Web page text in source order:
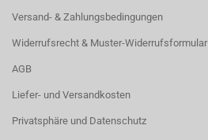
Versand- & Zahlungsbedingungen
Widerrufsrecht & Muster-Widerrufsformular
AGB
Liefer- und Versandkosten
Privatsphäre und Datenschutz